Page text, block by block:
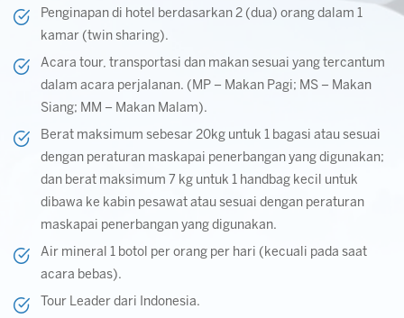
Penginapan di hotel berdasarkan 2 (dua) orang dalam 1
kamar (twin sharing).
Acara tour, transportasi dan makan sesuai yang tercantum
dalam acara perjalanan. (MP – Makan Pagi; MS – Makan
Siang; MM – Makan Malam).
Berat maksimum sebesar 20kg untuk 1 bagasi atau sesuai
dengan peraturan maskapai penerbangan yang digunakan;
dan berat maksimum 7 kg untuk 1 handbag kecil untuk
dibawa ke kabin pesawat atau sesuai dengan peraturan
maskapai penerbangan yang digunakan.
Air mineral 1 botol per orang per hari (kecuali pada saat
acara bebas).
Tour Leader dari Indonesia.